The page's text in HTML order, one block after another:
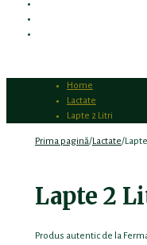
Home
Lactate
Lapte 2 Litri
Prima pagină/Lactate/
Lapte 2
Produs autentic de la